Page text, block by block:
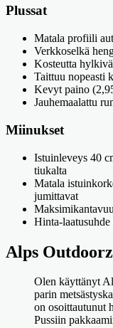
Plussat
Matala profiili
Verkkoselkä
Kosteutta hylkivä
Taittuu nopeasti
Kevyt paino
Jauhemaalattu
Miinukset
Istuinleveys 40
tiukalta
Matala
jumittavat
Hinta-
Alps
Olen käyttänyt
parin
on osoittautunut
Pussiin